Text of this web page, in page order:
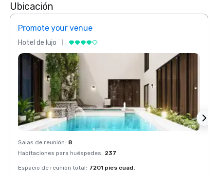
Ubicación
Promote your venue
Hotel de lujo
Salas de reunión: 8
Habitaciones para huéspedes: 237
Espacio de reunión total: 7201 pies cuad.